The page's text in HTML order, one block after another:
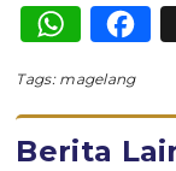
Tags: magelang
Berita